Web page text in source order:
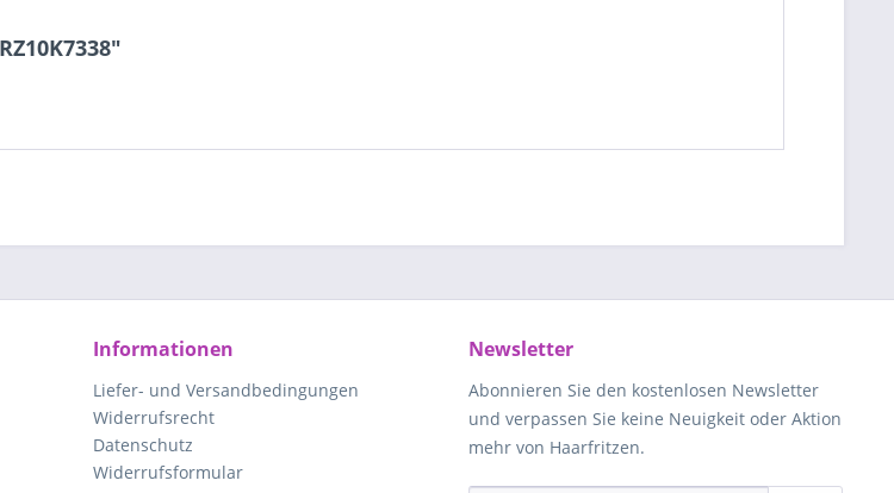
Informationen
Liefer- und Versandbedingungen
Widerrufsrecht
Datenschutz
Widerrufsformular
Newsletter
Abonnieren Sie den kostenlosen Newsletter
und verpassen Sie keine Neuigkeit oder Aktion
mehr von Haarfritzen.